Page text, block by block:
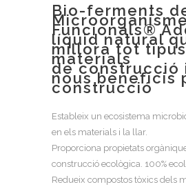
Bio-ferments
Funcionals®
líquid natural
millora tot
materials
de construcció
nous beneficis
construcció
Estableix un ecosistema
en els materials i la llar.
Proporciona propietats
construcció ecològica. 100%
Redueix compostos tòxics dels